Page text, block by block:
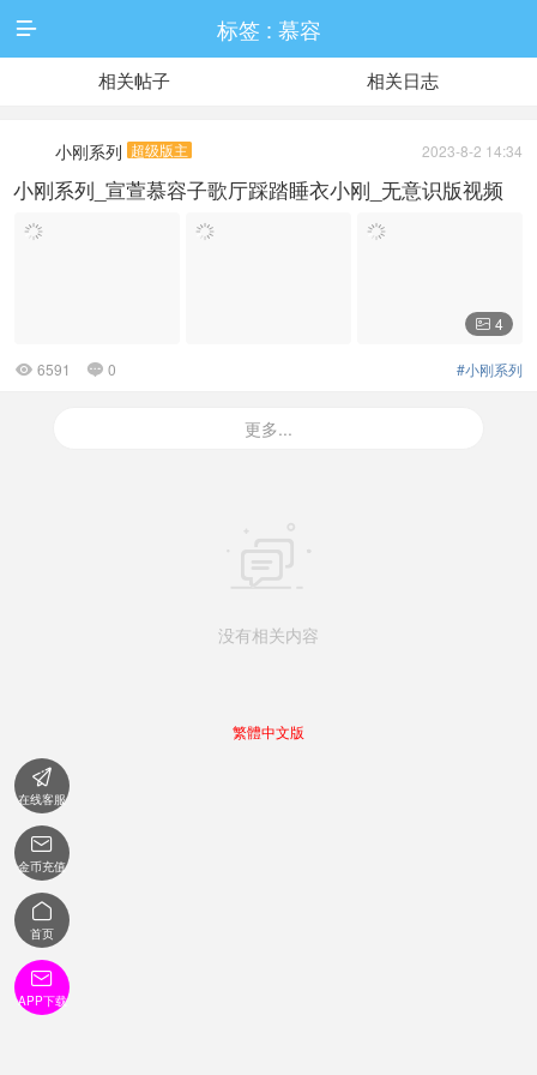
 标签 : 慕容
相关帖子 相关日志
2023-8-2 14:34
小刚系列 超级版主
小刚系列_宣萱慕容子歌厅踩踏睡衣小刚_无意识版视频
 4
#小刚系列
 6591  0
更多...
没有相关内容
繁體中文版

在线客服

金币充值

首页

APP下载